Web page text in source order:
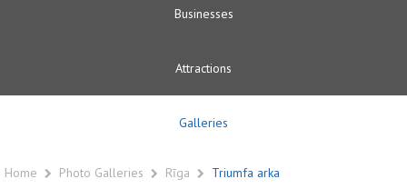
Businesses
Attractions
Galleries
Home Photo Galleries Rīga Triumfa arka